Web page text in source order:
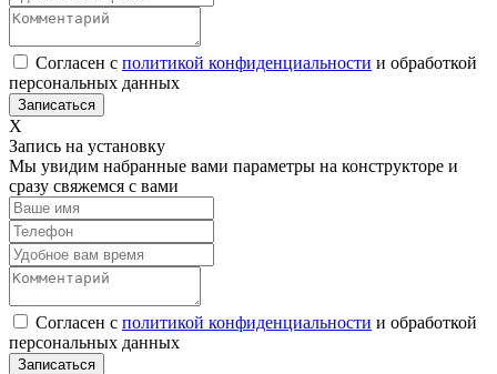
Согласен с политикой конфиденциальности и обработкой
персональных данных
Х
Запись на установку
Мы увидим набранные вами параметры на конструкторе и
сразу свяжемся с вами
Согласен с политикой конфиденциальности и обработкой
персональных данных